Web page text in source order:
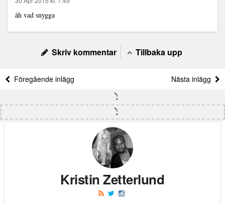
åh vad snygga
Skriv kommentar Tillbaka upp
Föregående inlägg Nästa inlägg
Kristin Zetterlund